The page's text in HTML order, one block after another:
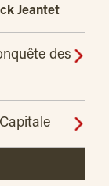
Jeantet
des